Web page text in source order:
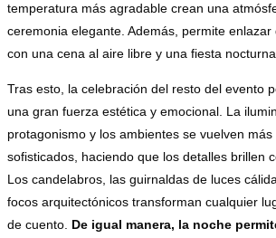
temperatura más agradable crean una
ceremonia elegante. Además, permite
con una cena al aire libre y una fiesta nocturna.
Tras esto, la celebración del resto del evento
una gran fuerza estética y emocional. La
protagonismo y los ambientes se vuelven
sofisticados, haciendo que los detalles brillen
Los candelabros, las guirnaldas de luces
focos arquitectónicos transforman cualquier
de cuento. De igual manera, la noche